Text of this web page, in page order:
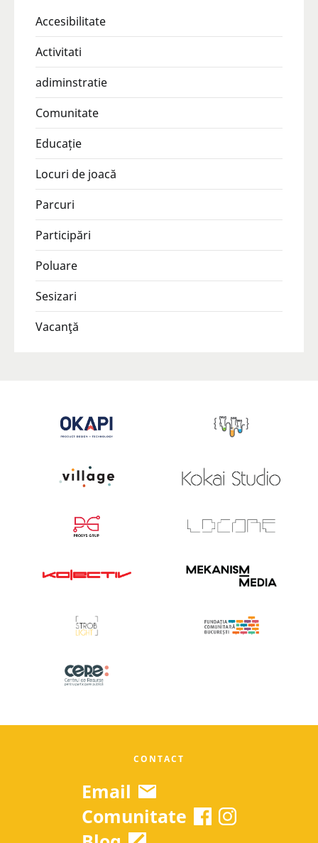
Accesibilitate
Activitati
adiminstratie
Comunitate
Educație
Locuri de joacă
Parcuri
Participări
Poluare
Sesizari
Vacanţă
CONTACT
Email
Comunitate